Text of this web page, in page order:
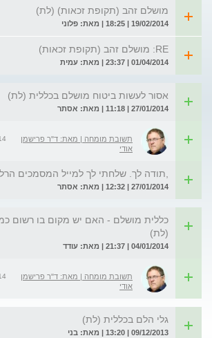
מושלם זהב (תקופת זכאות) (לת)
19/02/2014 | 18:25 | מאת: פלוני
RE: מושלם זהב (תקופת זכאות)
01/04/2014 | 23:37 | מאת: עמית
אסור לעשות ביטוח מושלם בכללית (לת)
27/01/2014 | 11:18 | מאת: אסתר
תשובת מומחה | מאת: ד"ר פרישמן
אודי
,תודה לך. שלחתי לך למייל המסמכים
27/01/2014 | 12:32 | מאת: אסתר
כללית מושלם - האם יש מקום בו רשום
(לת)
04/01/2014 | 21:37 | מאת: עודד
תשובת מומחה | מאת: ד"ר פרישמן
אודי
גלי הלם בכללית (לת)
09/12/2013 | 13:20 | מאת: בני